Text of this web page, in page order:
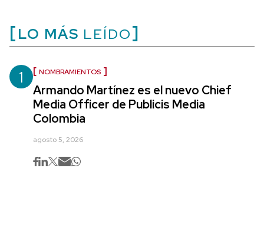
LO MÁS LEÍDO
1 NOMBRAMIENTOS
Armando Martínez es el nuevo Chief
Media Officer de Publicis Media
Colombia
agosto 5, 2026